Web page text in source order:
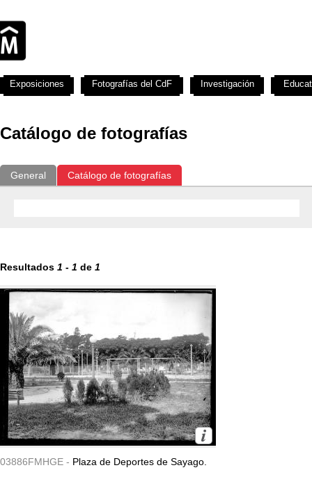
Catálogo de fotografías
General Catálogo de fotografías
Resultados 1 - 1 de 1
03886FMHGE - Plaza de Deportes de Sayago.
Exposiciones Fotografías del CdF Investigación